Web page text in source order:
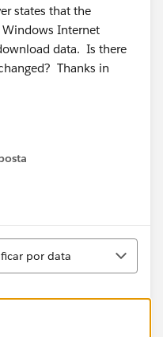
states that the
Internet
data. Is there
Thanks in
por data